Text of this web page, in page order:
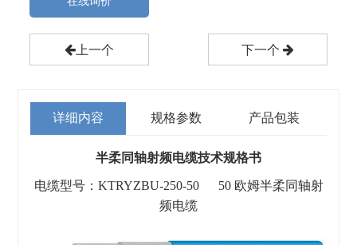
上一个 下一个
详细内容 规格参数 产品包装
半柔同轴射频电缆技术规格书
电缆型号：KTRYZBU-250-50 50 欧姆半柔同轴射
频电缆